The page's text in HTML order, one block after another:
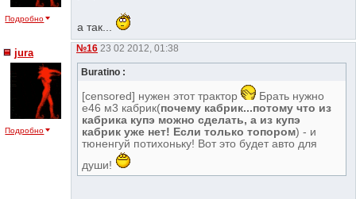
Подробно
а так...
jura
Подробно
№16 23 02 2012, 01:38
Buratino :
[censored] нужен этот трактор
Брать нужно
е46 м3 кабрик(почему кабрик...потому что из
кабрика купэ можно сделать, а из купэ
кабрик уже нет! Если только топором) - и
тюненгуй потихоньку! Вот это будет авто для
души!